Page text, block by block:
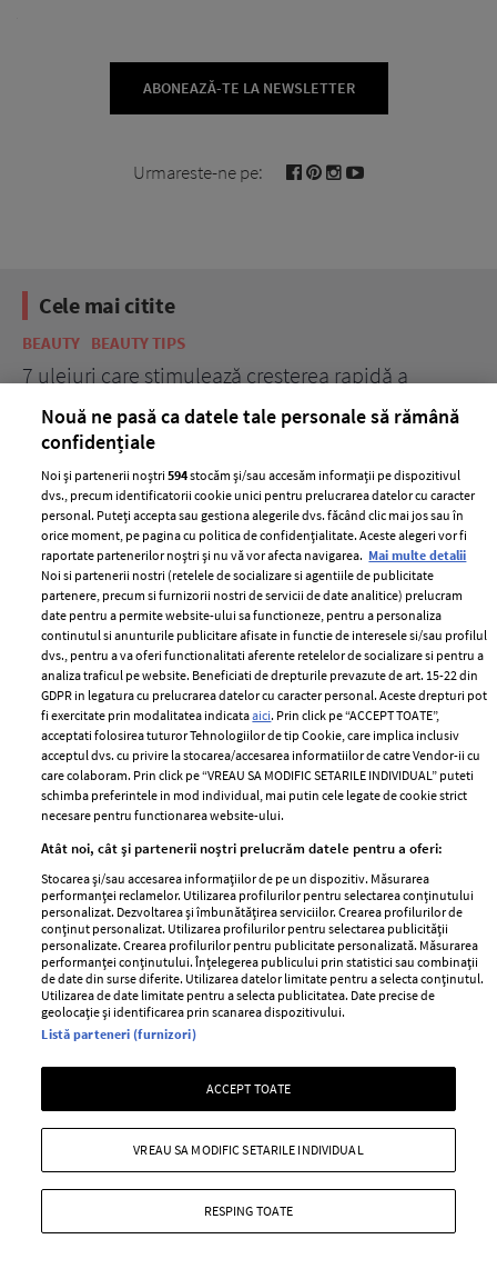
ABONEAZĂ-TE LA NEWSLETTER
Urmareste-ne pe:
Cele mai citite
BEAUTY BEAUTY TIPS
7 uleiuri care stimulează creșterea rapidă a
părului
ELLE Style Awards
2024
Despre ELLE
Romania
Contact
Abonamente
Termeni si conditii
Politica de
confidențialitate
Politica de cookies
Publicitate
Stiri
GSP
Unica
Baby
Retete
Libertatea pentru
Viva
Avantaje
Retete practice
Pariază responsabil! Decizia ONJN nr. 821/25.09.2025.
Nouă ne pasă ca datele tale personale să rămână
confidențiale
Noi și partenerii noștri594stocăm și/sau accesăm informații pe dispozitivul
dvs., precum identificatorii cookie unici pentru prelucrarea datelor cu caracter
personal. Puteți accepta sau gestiona alegerile dvs. făcând clic mai jos sau în
orice moment, pe pagina cu politica de confidențialitate. Aceste alegeri vor fi
raportate partenerilor noștri și nu vă vor afecta navigarea. Mai multe detalii
Noi si partenerii nostri (retelele de socializare si agentiile de publicitate
partenere, precum si furnizorii nostri de servicii de date analitice) prelucram
date pentru a permite website-ului sa functioneze, pentru a personaliza
continutul si anunturile publicitare afisate in functie de interesele si/sau profilul
dvs., pentru a va oferi functionalitati aferente retelelor de socializare si pentru a
analiza traficul pe website. Beneficiati de drepturile prevazute de art. 15-22 din
GDPR in legatura cu prelucrarea datelor cu caracter personal. Aceste drepturi pot
fi exercitate prin modalitatea indicataaici. Prin click pe “ACCEPT TOATE”,
acceptati folosirea tuturor Tehnologiilor de tip Cookie, care implica inclusiv
acceptul dvs. cu privire la stocarea/accesarea informatiilor de catre Vendor-ii cu
care colaboram. Prin click pe “VREAU SA MODIFIC SETARILE INDIVIDUAL” puteti
schimba preferintele in mod individual, mai putin cele legate de cookie strict
necesare pentru functionarea website-ului.
Atât noi, cât și partenerii noștri prelucrăm datele pentru a oferi:
Stocarea și/sau accesarea informațiilor de pe un dispozitiv. Măsurarea
performanței reclamelor. Utilizarea profilurilor pentru selectarea conținutului
personalizat. Dezvoltarea și îmbunătățirea serviciilor. Crearea profilurilor de
conținut personalizat. Utilizarea profilurilor pentru selectarea publicității
personalizate. Crearea profilurilor pentru publicitate personalizată. Măsurarea
performanței conținutului. Înțelegerea publicului prin statistici sau combinații
de date din surse diferite. Utilizarea datelor limitate pentru a selecta conținutul.
Utilizarea de date limitate pentru a selecta publicitatea. Date precise de
geolocație și identificarea prin scanarea dispozitivului.
Listă parteneri (furnizori)
ACCEPT TOATE
RESPING TOATE
VREAU SA MODIFIC SETARILE INDIVIDUAL